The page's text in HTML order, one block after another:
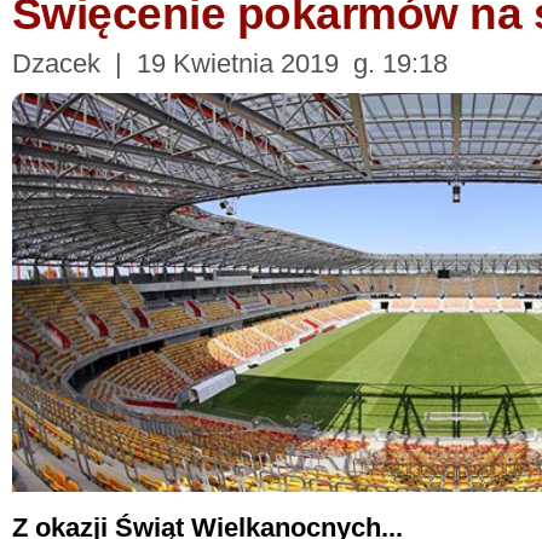
Święcenie pokarmów na
Dzacek | 19 Kwietnia 2019 g. 19:18
Z okazji Świąt Wielkanocnych...